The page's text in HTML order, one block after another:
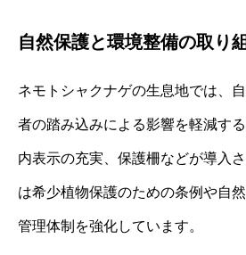
自然保護と環境整備の取り
ネモトシャクナゲの生息地では、
者の踏み込みによる影響を軽減す
内表示の充実、保護柵などが導入
は希少植物保護のための条例や自
管理体制を強化しています。